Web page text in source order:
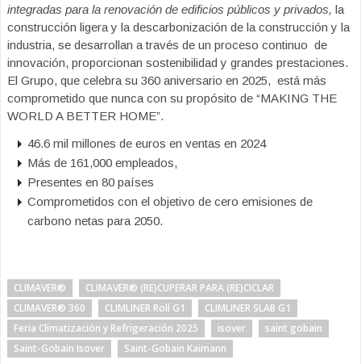
integradas para la renovación de edificios públicos y privados, la
construcción ligera y la descarbonización de la construcción y la
industria, se desarrollan a través de un proceso continuo de
innovación, proporcionan sostenibilidad y grandes prestaciones.
El Grupo, que celebra su 360 aniversario en 2025, está más
comprometido que nunca con su propósito de “MAKING THE
WORLD A BETTER HOME”.
46.6 mil millones de euros en ventas en 2024
Más de 161,000 empleados,
Presentes en 80 países
Comprometidos con el objetivo de cero emisiones de
carbono netas para 2050.
CLIMAVER®
CLIMAVER® (RE)CUPERAR PARA (RE)CICLAR
CLIMAVER® 360
CLIMLINER Roll G1
CLIMLINER SLAB G1
Feria Climatización y Refrigeración 2025
isover
saint gobain
Saint-Gobain Isover
Saint-Gobain Kaimann